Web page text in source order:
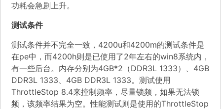
功耗会急剧上升。
测试条件
测试条件并不完全一致，4200u和4200m的测试条件是
在pe中，而4200h则是已使用了2年左右的win8系统内，
有一些后台。内存分别为4GB*2（DDR3L 1333）、4GB
DDR3L 1333、4GB DDR3L 1333。测试使用
ThrottleStop 8.4来控制频率，尽量锁频，如果无法锁
频，该频率结果为空。性能测试则是使用的ThrottleStop